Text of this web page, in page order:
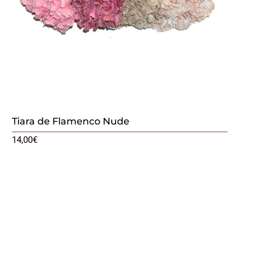
Tiara de Flamenco Nude
14,00€